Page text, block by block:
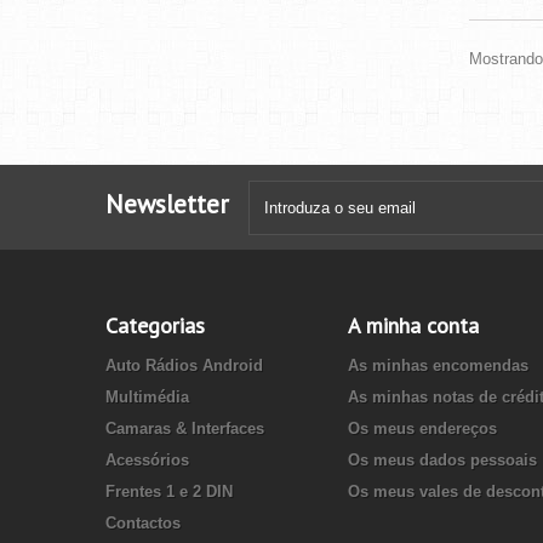
Newsletter
Categorias
Auto Rádios Android
Multimédia
Camaras & Interfaces
Acessórios
Frentes 1 e 2 DIN
Contactos
A minha conta
As minhas encomendas
As minhas notas de
Os meus endereços
Os meus dados pessoais
Os meus vales de